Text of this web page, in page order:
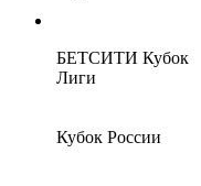
БЕТСИТИ Кубок
Лиги
Кубок России